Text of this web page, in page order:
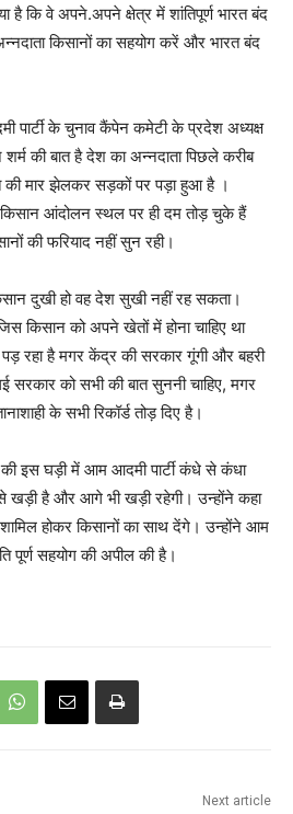
है कि वे अपने.अपने क्षेत्र में शांतिपूर्ण भारत बंद
किसानों का सहयोग करें और भारत बंद
पार्टी के चुनाव कैंपेन कमेटी के प्रदेश अध्यक्ष
की बात है देश का अन्नदाता पिछले करीब
की मार झेलकर सड़कों पर पड़ा हुआ है ।
आंदोलन स्थल पर ही दम तोड़ चुके हैं
की फरियाद नहीं सुन रही।
दुखी हो वह देश सुखी नहीं रह सकता।
किसान को अपने खेतों में होना चाहिए था
रहा है मगर केंद्र की सरकार गूंगी और बहरी
सरकार को सभी की बात सुननी चाहिए, मगर
के सभी रिकॉर्ड तोड़ दिए है।
इस घड़ी में आम आदमी पार्टी कंधे से कंधा
खड़ी है और आगे भी खड़ी रहेगी। उन्होंने कहा
होकर किसानों का साथ देंगे। उन्होंने आम
पूर्ण सहयोग की अपील की है।
Next article